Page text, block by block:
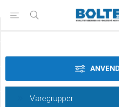
Overflade
Varegrupper